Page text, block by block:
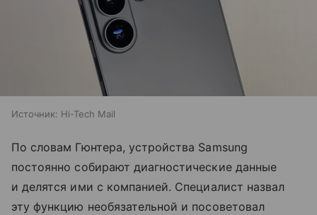
Источник: Hi-Tech Mail
По словам Гюнтера, устройства Samsung
постоянно собирают диагностические данные
и делятся ими с компанией. Специалист назвал
эту функцию необязательной и посоветовал